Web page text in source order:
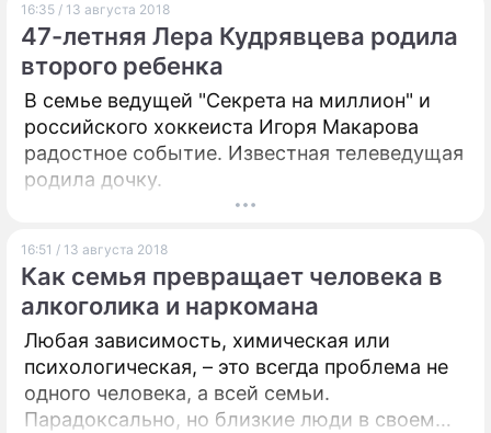
иностранной валюте.
16:35 / 13 августа 2018
47-летняя Лера Кудрявцева родила
второго ребенка
В семье ведущей "Секрета на миллион" и
российского хоккеиста Игоря Макарова
радостное событие. Известная телеведущая
родила дочку.
16:51 / 13 августа 2018
Как семья превращает человека в
алкоголика и наркомана
Любая зависимость, химическая или
психологическая, – это всегда проблема не
одного человека, а всей семьи.
Парадоксально, но близкие люди в своем